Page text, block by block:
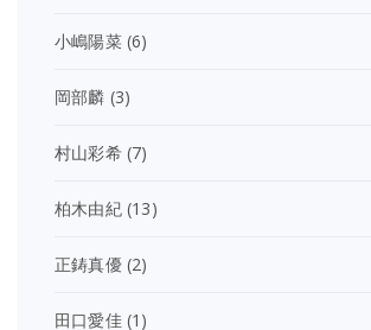
小嶋陽菜(6)
岡部麟 (3)
村山彩希(7)
柏木由紀(13)
正鋳真優(2)
田口愛佳(1)